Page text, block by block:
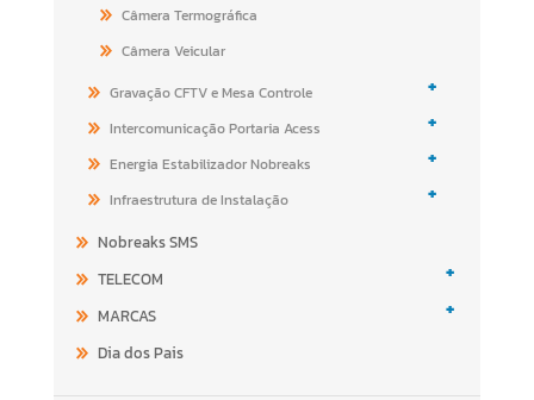
Câmera Termográfica
Câmera Veicular
Gravação CFTV e Mesa Controle
+
Intercomunicação Portaria Acess +
Energia Estabilizador Nobreaks +
Infraestrutura de Instalação +
Nobreaks SMS
TELECOM
+
MARCAS +
Dia dos Pais